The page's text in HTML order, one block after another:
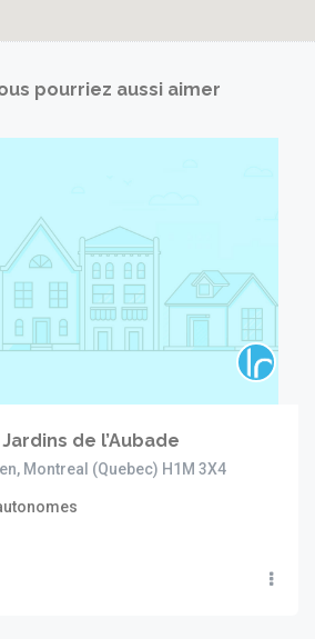
pourriez aussi aimer
de l’Aubade
Montreal (Quebec) H1M 3X4